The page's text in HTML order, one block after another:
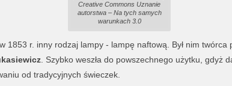
Creative Commons Uznanie
autorstwa – Na tych samych
warunkach 3.0
1853 r. inny rodzaj lampy - lampę naftową. Był nim twórca
. Szybko weszła do powszechnego użytku, gdyż
od tradycyjnych świeczek.